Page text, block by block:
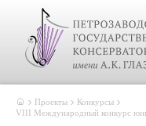
Проекты
Конкурсы
VIII Международный конкурс